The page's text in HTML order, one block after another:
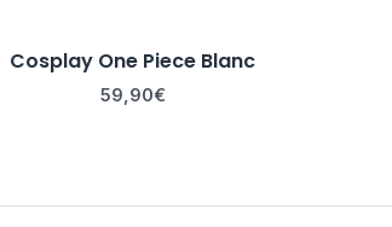
Cosplay One Piece Blanc
59,90€